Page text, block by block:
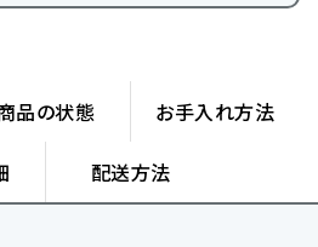
品の状態 お手入れ方法
配送方法